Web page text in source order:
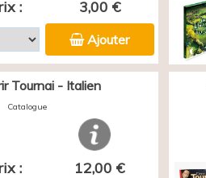
: 3,00 €
Ajouter
Tournai - Italien
Catalogue
: 12,00 €